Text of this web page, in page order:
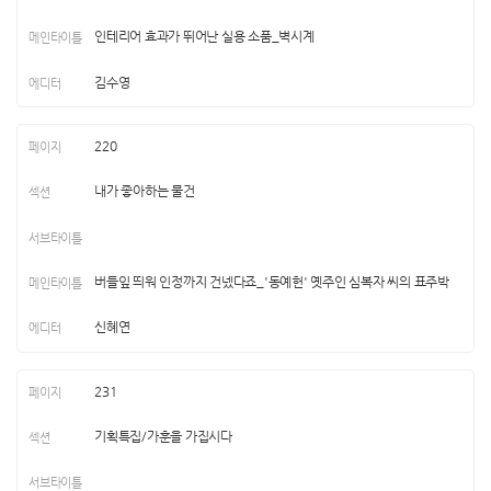
인테리어 효과가 뛰어난 실용 소품_벽시계
김수영
220
내가 좋아하는 물건
버들잎 띄워 인정까지 건넸다죠_'동예헌' 옛주인 심복자 씨의 표주박
신혜연
231
기획특집/가훈을 가집시다